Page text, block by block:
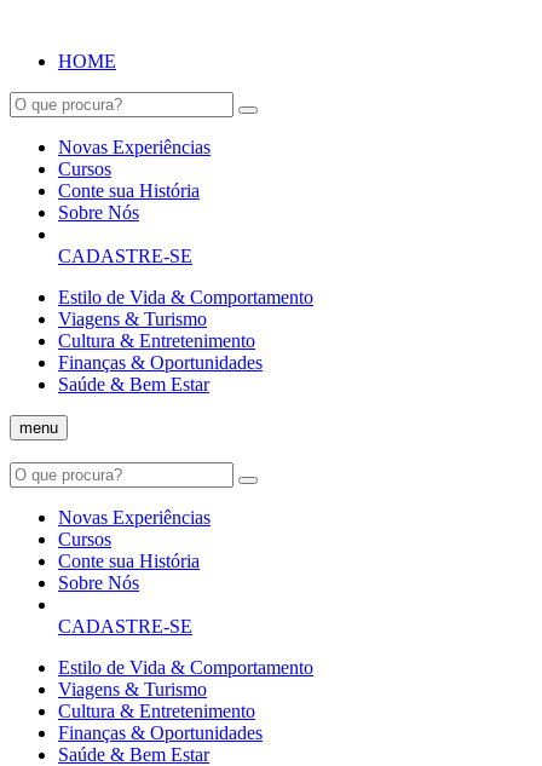
HOME
Novas Experiências
Cursos
Conte sua História
Sobre Nós
CADASTRE-SE
Estilo de Vida & Comportamento
Viagens & Turismo
Cultura & Entretenimento
Finanças & Oportunidades
Saúde & Bem Estar
menu
Novas Experiências
Cursos
Conte sua História
Sobre Nós
CADASTRE-SE
Estilo de Vida & Comportamento
Viagens & Turismo
Cultura & Entretenimento
Finanças & Oportunidades
Saúde & Bem Estar